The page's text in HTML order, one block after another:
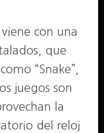
con una
que
“Snake”,
juegos son
la
del reloj